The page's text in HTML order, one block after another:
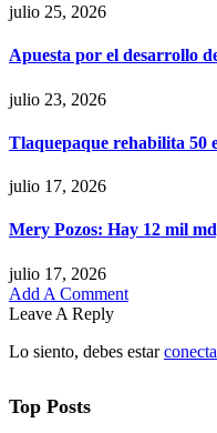
julio 25, 2026
Apuesta por el desarrollo
julio 23, 2026
Tlaquepaque rehabilita 50
julio 17, 2026
Mery Pozos: Hay 12 mil
julio 17, 2026
Add A Comment
Leave A Reply
Lo siento, debes estar
Top Posts